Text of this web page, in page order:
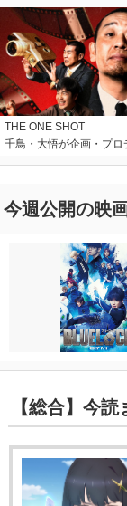
THE ONE SHOT
千鳥・大悟が企画・プ
今週公開の映
【総合】今